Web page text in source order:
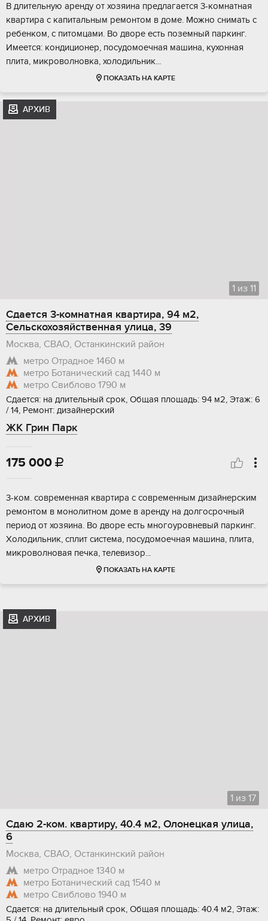
В длительную аренду от хозяина предлагается 3-комнатная
квартира с капитальным ремонтом в доме. Можно снимать с
ребенком, с питомцами. Во дворе есть поземный паркинг.
Имеется: кондиционер, посудомоечная машина, кухонная
плита, микроволновка, холодильник...
ПОКАЗАТЬ НА КАРТЕ
АРХИВ
1 из 11
Сдается 3-комнатная квартира, 94 м2,
Сельскохозяйственная улица, 39
Москва, СВАО, Останкинский район
метро Отрадное 1460 м
метро Ботанический сад 1440 м
метро Свиблово 1790 м
Сдается: на длительный срок, Общая площадь: 94 м2, Этаж: 6
/ 14, Ремонт: дизайнерский
ЖК Грин Парк
175 000 
3-ком. современная квартира с современным дизайнерским
ремонтом в монолитном доме в аренду на долгосрочный
период от хозяина. Во дворе есть многоуровневый паркинг.
Холодильник, сплит система, посудомоечная машина, плита,
микроволновая печка, телевизор...
ПОКАЗАТЬ НА КАРТЕ
АРХИВ
1 из 17
Сдаю 2-ком. квартиру, 40.4 м2, Олонецкая улица,
6
Москва, СВАО, Останкинский район
метро Отрадное 1340 м
метро Ботанический сад 1540 м
метро Свиблово 1940 м
Сдается: на длительный срок, Общая площадь: 40.4 м2, Этаж: